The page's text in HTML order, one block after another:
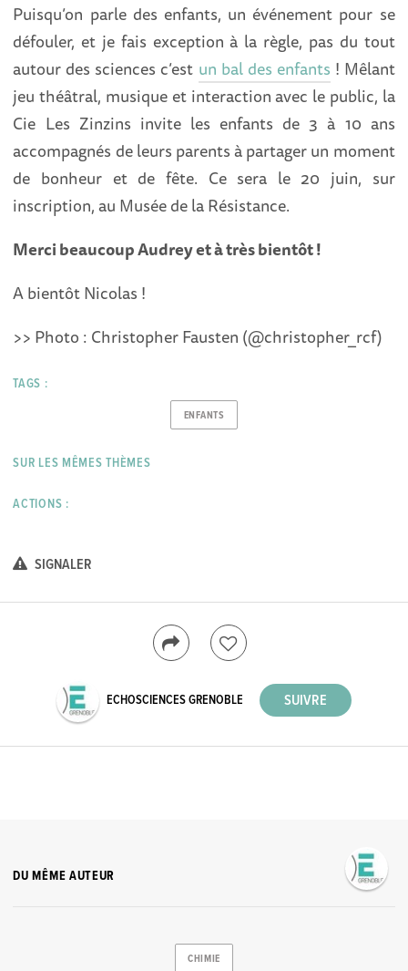
Puisqu’on parle des enfants, un événement pour se
défouler, et je fais exception à la règle, pas du tout
autour des sciences c’est un bal des enfants ! Mêlant
jeu théâtral, musique et interaction avec le public, la
Cie Les Zinzins invite les enfants de 3 à 10 ans
accompagnés de leurs parents à partager un moment
de bonheur et de fête. Ce sera le 20 juin, sur
inscription, au Musée de la Résistance.
Merci beaucoup Audrey et à très bientôt !
A bientôt Nicolas !
>> Photo : Christopher Fausten (@christopher_rcf)
TAGS :
ENFANTS
SUR LES MÊMES THÈMES
ACTIONS :
SIGNALER
ECHOSCIENCES GRENOBLE
DU MÊME AUTEUR
CHIMIE